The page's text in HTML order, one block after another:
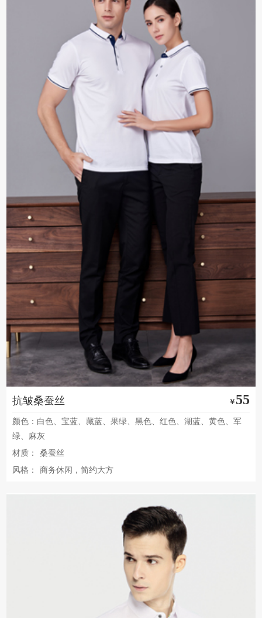
抗皱桑蚕丝 ￥ 55
颜色：白色、宝蓝、藏蓝、果绿、黑色、红色、湖蓝、黄色、军
绿、麻灰
材质：
桑蚕丝
风格：
商务休闲，简约大方